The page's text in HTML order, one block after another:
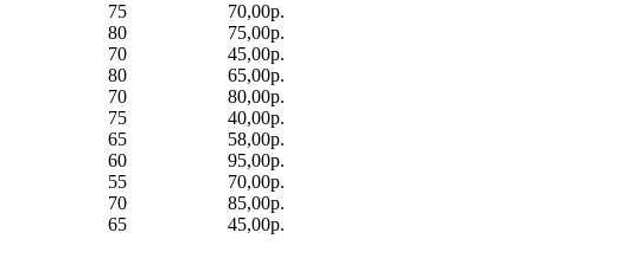
75
70,00р.
80
75,00р.
70
45,00р.
80
65,00р.
70
80,00р.
75
40,00р.
65
58,00р.
60
95,00р.
55
70,00р.
70
85,00р.
65 45,00р.